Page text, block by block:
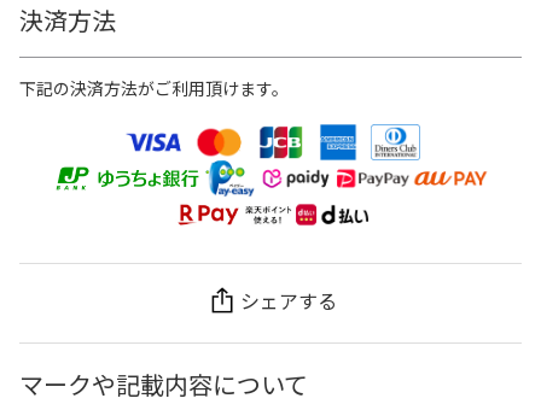
決済方法
下記の決済方法がご利用頂けます。
シェアする
マークや記載内容について